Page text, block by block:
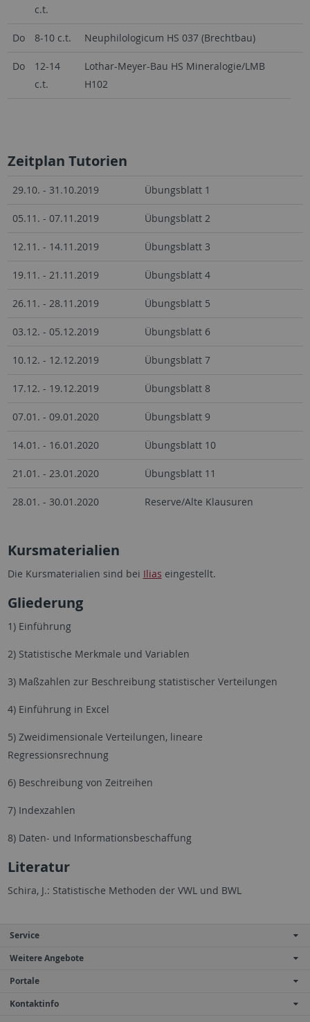
c.t.
Do 8-10 c.t. Neuphilologicum HS 037 (Brechtbau)
Do
12-14
c.t.
Lothar-Meyer-Bau HS Mineralogie/LMB
H102
Zeitplan Tutorien
29.10. - 31.10.2019 Übungsblatt 1
05.11. - 07.11.2019 Übungsblatt 2
12.11. - 14.11.2019 Übungsblatt 3
19.11. - 21.11.2019 Übungsblatt 4
26.11. - 28.11.2019 Übungsblatt 5
03.12. - 05.12.2019 Übungsblatt 6
10.12. - 12.12.2019 Übungsblatt 7
17.12. - 19.12.2019 Übungsblatt 8
07.01. - 09.01.2020 Übungsblatt 9
14.01. - 16.01.2020 Übungsblatt 10
21.01. - 23.01.2020 Übungsblatt 11
28.01. - 30.01.2020 Reserve/Alte Klausuren
Kursmaterialien
Die Kursmaterialien sind bei Ilias eingestellt.
Gliederung
1) Einführung
2) Statistische Merkmale und Variablen
3) Maßzahlen zur Beschreibung statistischer Verteilungen
4) Einführung in Excel
5) Zweidimensionale Verteilungen, lineare
Regressionsrechnung
6) Beschreibung von Zeitreihen
7) Indexzahlen
8) Daten- und Informationsbeschaffung
Literatur
Schira, J.: Statistische Methoden der VWL und BWL
Service
Weitere Angebote
Portale
Kontaktinfo